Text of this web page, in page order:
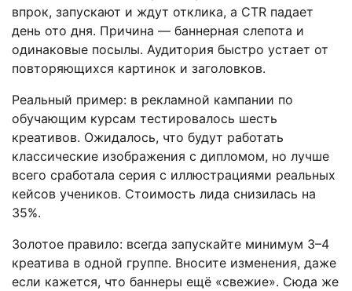
впрок, запускают и ждут отклика, а CTR падает
день ото дня. Причина — баннерная слепота и
одинаковые посылы. Аудитория быстро устает от
повторяющихся картинок и заголовков.
Реальный пример: в рекламной кампании по
обучающим курсам тестировалось шесть
креативов. Ожидалось, что будут работать
классические изображения с дипломом, но лучше
всего сработала серия с иллюстрациями реальных
кейсов учеников. Стоимость лида снизилась на
35%.
Золотое правило: всегда запускайте минимум 3–4
креатива в одной группе. Вносите изменения, даже
если кажется, что баннеры ещё «свежие». Сюда же